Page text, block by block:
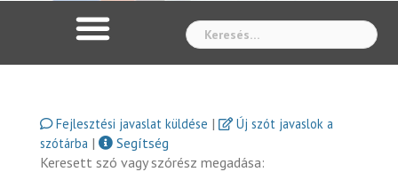
Fejlesztési javaslat küldése |
Új szót javaslok a
szótárba |
Segítség
Keresett szó vagy szórész megadása: